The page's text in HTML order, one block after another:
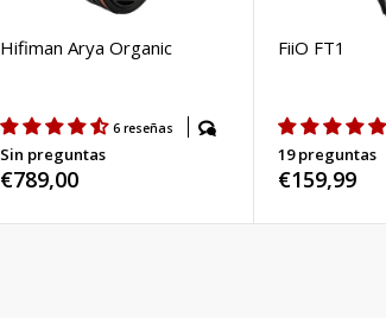
Hifiman Arya Organic
6 reseñas
Sin preguntas
Precio
€789,00
FiiO FT1
19 preguntas
Precio
€159,99